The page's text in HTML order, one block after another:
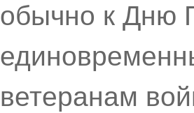
обычно к Дню
ветеранам